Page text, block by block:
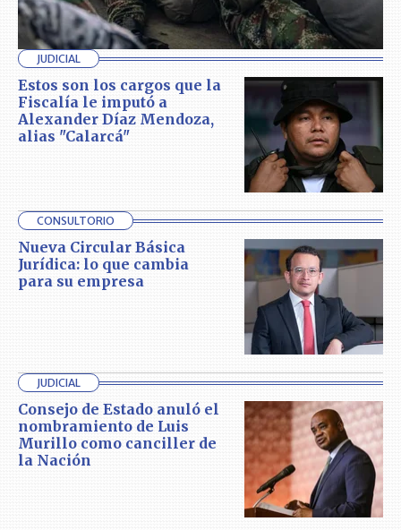
JUDICIAL
Estos son los cargos que la
Fiscalía le imputó a
Alexander Díaz Mendoza,
alias "Calarcá"
CONSULTORIO
Nueva Circular Básica
Jurídica: lo que cambia
para su empresa
JUDICIAL
Consejo de Estado anuló el
nombramiento de Luis
Murillo como canciller de
la Nación